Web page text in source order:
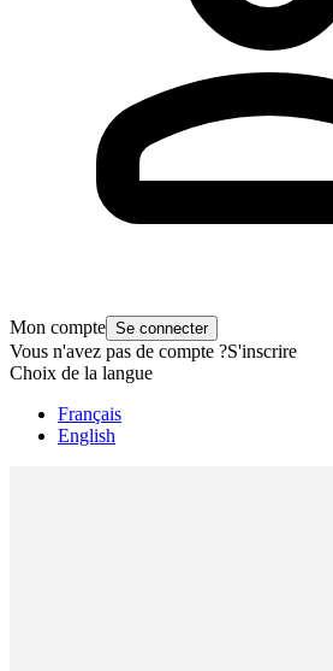
Mon compte Se connecter
Vous n'avez pas de compte ?S'inscrire
Choix de la langue
Français
English